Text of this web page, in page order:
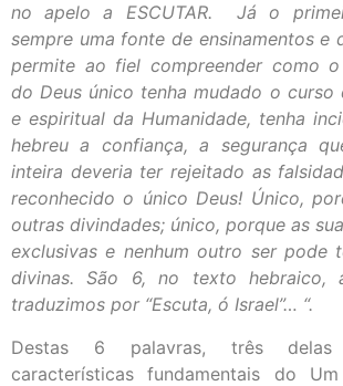
no apelo a ESCUTAR. Já o
sempre uma fonte de ensinamentos e
permite ao fiel compreender como o
do Deus único tenha mudado o curso
e espiritual da Humanidade, tenha
hebreu a confiança, a segurança
inteira deveria ter rejeitado as
reconhecido o único Deus! Único,
outras divindades; único, porque as
exclusivas e nenhum outro ser pode
divinas. São 6, no texto hebraico,
traduzimos por “Escuta, ó Israel”… “.
Destas 6 palavras, três delas
características fundamentais do